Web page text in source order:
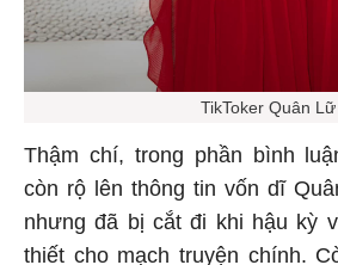
TikToker Quân Lữ
Thậm chí, trong phần bình
còn rộ lên thông tin vốn dĩ
nhưng đã bị cắt đi khi hậu kỳ
thiết cho mạch truyện chính.